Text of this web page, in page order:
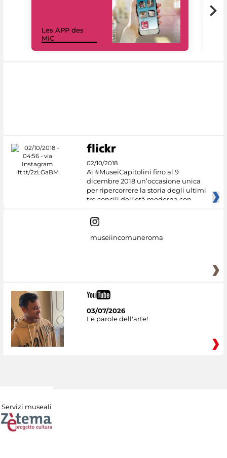
Les APP des
MiC
02/10/2018
Ai #MuseiCapitolini fino al 9
dicembre 2018 un’occasione unica
per ripercorrere la storia degli ultimi
tre concili dell’età moderna con
museiincomuneroma
03/07/2026
Le parole dell'arte!
Servizi museali